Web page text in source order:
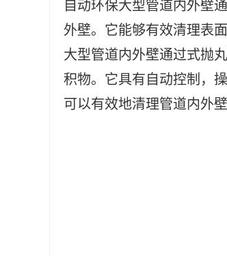
自动环保大型管道内外壁
外壁。它能够有效清理表
大型管道内外壁通过式抛
积物。它具有自动控制，
可以有效地清理管道内外壁